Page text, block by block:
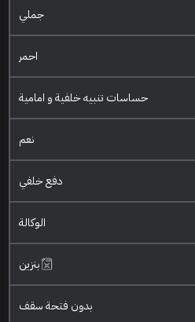
جملي
احمر
حساسات تنبيه خلفية و امامية
نعم
دفع خلفي
الوكالة
بنزين
بدون فتحة سقف